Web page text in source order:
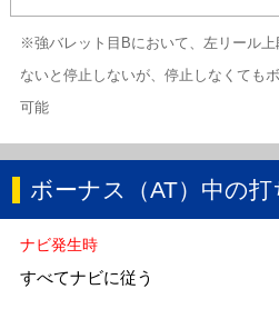
※強バレット目Bにおいて、左リール
ないと停止しないが、停止しなくても
可能
ボーナス（AT）中の打
ナビ発生時
すべてナビに従う